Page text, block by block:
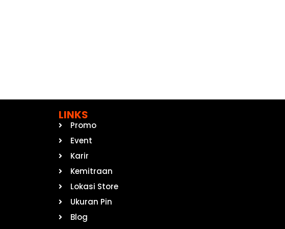
LINKS
Promo
Event
Karir
Kemitraan
Lokasi Store
Ukuran Pin
Blog